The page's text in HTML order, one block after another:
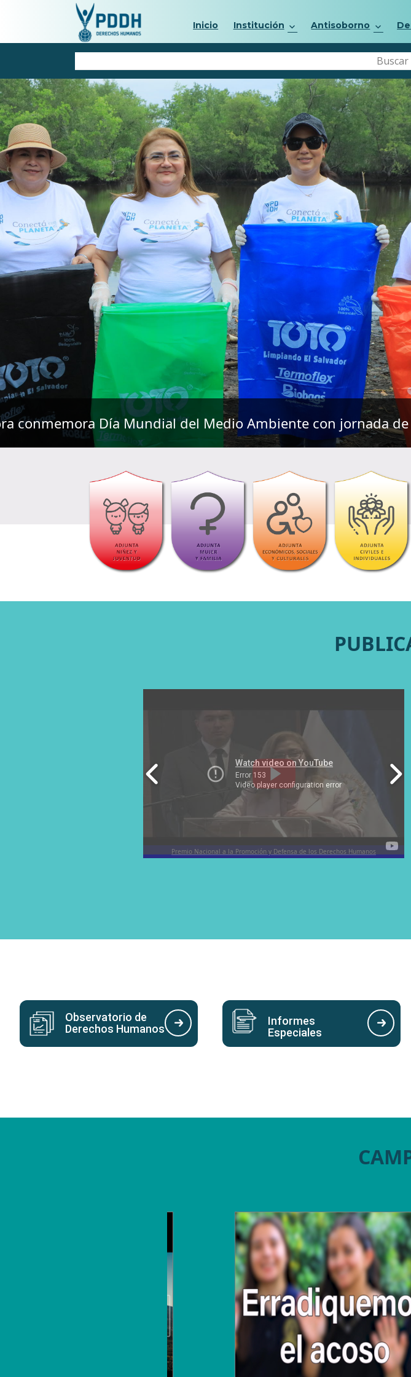
Inicio Institución Antisoborno
Procuradora ofrece ponencia en
Premio Nacional a la Promoción y Defensa de los Derechos Humanos
Día Nacional e Internacional de Personas con Discapacidad.
La Procuradora DDHH Raquel De Guevara sostuvo una reunión con el Representante
de OACNUD
Observatorio de
Derechos Humanos
Informes
Especiales